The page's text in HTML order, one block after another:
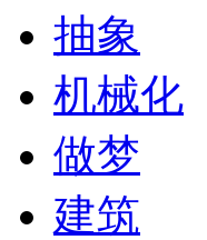
抽象
机械化
做梦
建筑